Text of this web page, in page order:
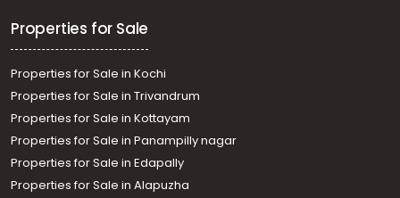
Properties for Sale
Properties for Sale in Kochi
Properties for Sale in Trivandrum
Properties for Sale in Kottayam
Properties for Sale in Panampilly nagar
Properties for Sale in Edapally
Properties for Sale in Alapuzha